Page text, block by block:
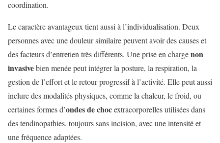
coordination.
Le caractère avantageux tient aussi à l’individualisation. Deux
personnes avec une douleur similaire peuvent avoir des causes et
des facteurs d’entretien très différents. Une prise en chargenon
invasivebien menée peut intégrer la posture, la respiration, la
gestion de l’effort et le retour progressif à l’activité. Elle peut aussi
inclure des modalités physiques, comme la chaleur, le froid, ou
certaines formes d’ondes de chocextracorporelles utilisées dans
des tendinopathies, toujours sans incision, avec une intensité et
une fréquence adaptées.